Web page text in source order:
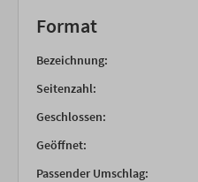
Format
Bezeichnung:
Seitenzahl:
Geschlossen:
Geöffnet:
Passender Umschlag: